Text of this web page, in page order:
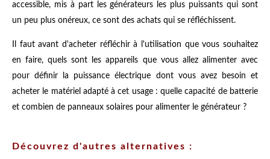
accessible, mis à part les générateurs les plus puissants qui sont
un peu plus onéreux, ce sont des achats qui se réfléchissent.
Il faut avant d'acheter réfléchir à l'utilisation que vous souhaitez
en faire, quels sont les appareils que vous allez alimenter avec
pour définir la puissance électrique dont vous avez besoin et
acheter le matériel adapté à cet usage : quelle capacité de batterie
et combien de panneaux solaires pour alimenter le générateur ?
Découvrez d'autres alternatives :